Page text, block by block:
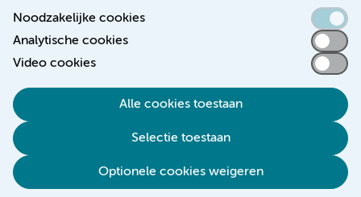
Noodzakelijke cookies
Analytische cookies
Video cookies
Alle cookies toestaan
Selectie toestaan
Optionele cookies weigeren
Toegankelijkheidsverklaring
Algemene privacyverklaring